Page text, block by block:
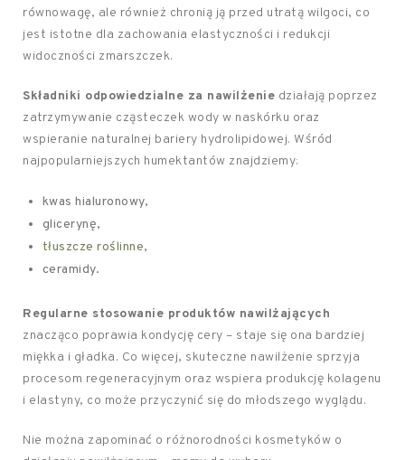
równowagę, ale również chronią ją przed utratą wilgoci, co
jest istotne dla zachowania elastyczności i redukcji
widoczności zmarszczek.
Składniki odpowiedzialne za nawilżenie działają poprzez
zatrzymywanie cząsteczek wody w naskórku oraz
wspieranie naturalnej bariery hydrolipidowej. Wśród
najpopularniejszych humektantów znajdziemy:
kwas hialuronowy,
glicerynę,
tłuszcze roślinne,
ceramidy.
Regularne stosowanie produktów nawilżających
znacząco poprawia kondycję cery – staje się ona bardziej
miękka i gładka. Co więcej, skuteczne nawilżenie sprzyja
procesom regeneracyjnym oraz wspiera produkcję kolagenu
i elastyny, co może przyczynić się do młodszego wyglądu.
Nie można zapominać o różnorodności kosmetyków o